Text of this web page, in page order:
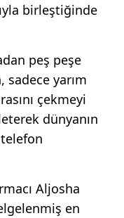
birleştiğinde
peş peşe
yarım
çekmeyi
dünyanın
telefon
Aljosha
en